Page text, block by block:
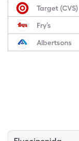
Target (CVS)
Fry’s
Albertsons